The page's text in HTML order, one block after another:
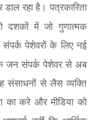
रहा है। पत्रकारिता
दशकों में जो गुणात्मक
पेशेवरों के लिए नई
जन संपर्क पेशेवर से अब
संसाधनों से लैस व्यक्ति
का करे और मीडिया को